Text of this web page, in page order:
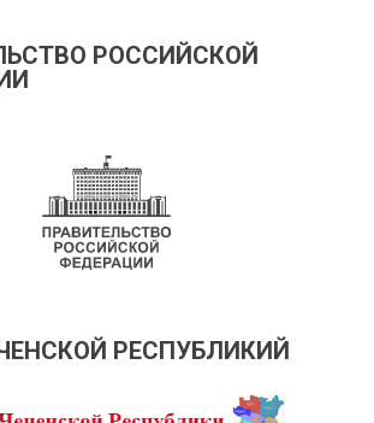
РОССИЙСКОЙ
РЕСПУБЛИКИЙ